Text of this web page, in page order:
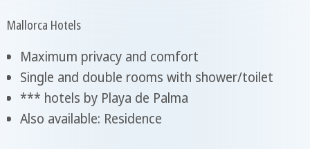
Mallorca Hotels
Maximum privacy and comfort
Single and double rooms with shower/toilet
*** hotels by Playa de Palma
Also available: Residence